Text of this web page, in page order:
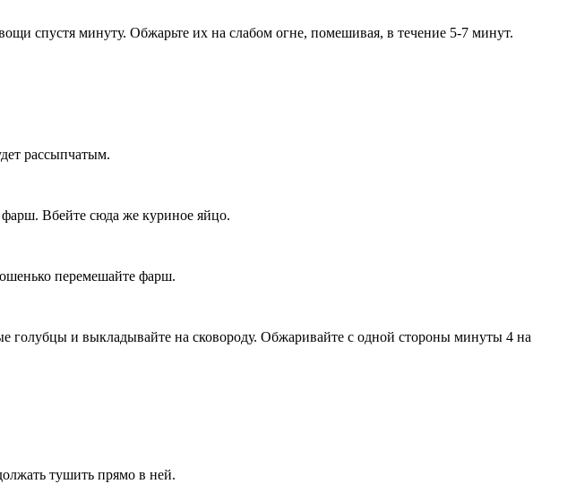
спустя минуту. Обжарьте их на слабом огне, помешивая, в течение 5-7 минут.
рассыпчатым.
Вбейте сюда же куриное яйцо.
перемешайте фарш.
голубцы и выкладывайте на сковороду. Обжаривайте с одной стороны минуты 4 на
тушить прямо в ней.